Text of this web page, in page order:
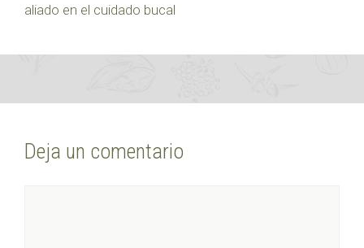
aliado en el cuidado bucal
Deja un comentario